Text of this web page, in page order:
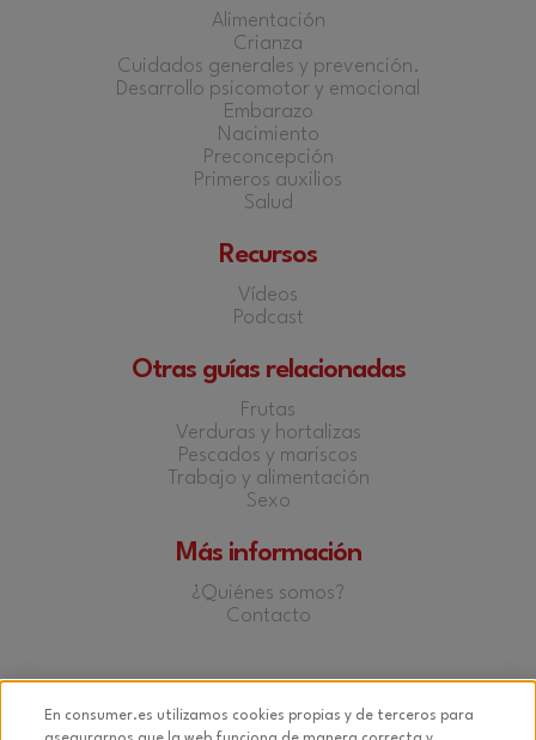
Alimentación
Crianza
Cuidados generales y prevención.
Desarrollo psicomotor y emocional
Embarazo
Nacimiento
Preconcepción
Primeros auxilios
Salud
Recursos
Vídeos
Podcast
Otras guías relacionadas
Frutas
Verduras y hortalizas
Pescados y mariscos
Trabajo y alimentación
Sexo
Más información
¿Quiénes somos?
Contacto
En consumer.es utilizamos cookies propias y de terceros para